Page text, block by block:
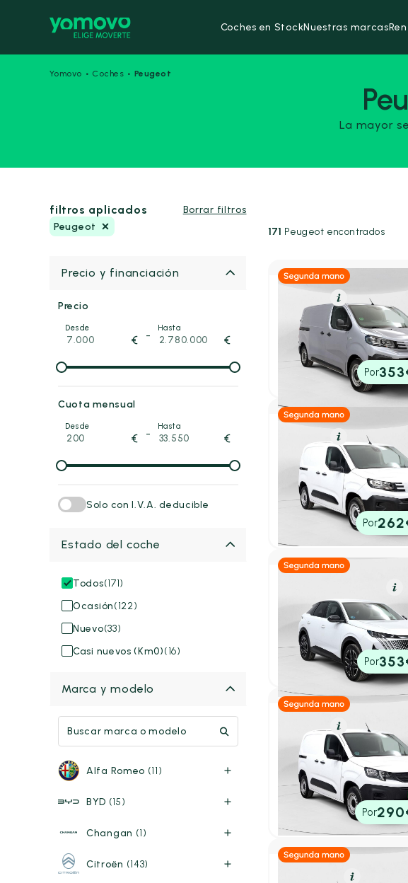
Coches en StockNuestras marcas
Yomovo · Coches · Peugeot
La mayor
filtros aplicados
Borrar filtros
Peugeot
Precio y financiación
Precio
Desde
€ -
Hasta
€
Cuota mensual
Desde
€ -
Hasta
€
Solo con I.V.A. deducible
Estado del coche
(171)
Todos
(122)
Ocasión
(33)
Nuevo
(16)
Casi nuevos (Km0)
Marca y modelo
Alfa Romeo (11)
BYD (15)
Changan (1)
Citroën (143)
171 Peugeot encontrados
Resumen
Peugeot Expert
FG 1.5 BLUEHDI 120
202514.255 km120cv
24.950€ Por
Resumen
Peugeot Partner
FG 1.5 BLUEHDI 100
600KG
202412.071 km102cv
18.500€ Por
Peugeot 3008 Hybrid
1.2 100KW Allure eDCS6
202433.904 km136cv
24.950€
P.V.P. contado
Por
Resumen
Peugeot Partner
FG 1.5 BLUEHDI 100
600KG
202419.515 km102cv
18.500€ Por